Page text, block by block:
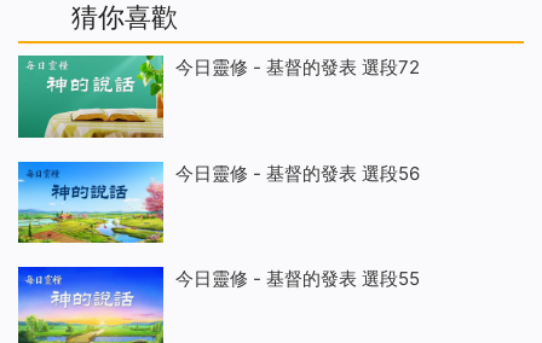
猜你喜歡
今日靈修 - 基督的發表 選段72
今日靈修 - 基督的發表 選段56
今日靈修 - 基督的發表 選段55